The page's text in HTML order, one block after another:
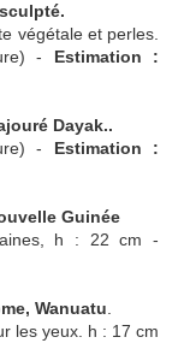
végétale et perles.
- Estimation :
Dayak..
- Estimation :
Guinée
h : 22 cm -
Wanuatu
les yeux. h : 17 cm